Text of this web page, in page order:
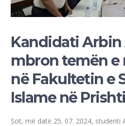
Kandidati
mbron temën e
në Fakultetin e
Islame në
Sot, më datë 25. 07. 2024, studenti